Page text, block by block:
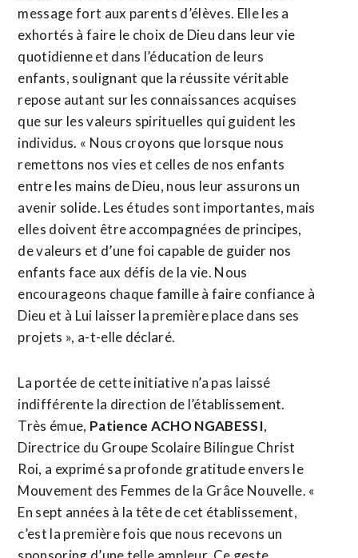
message fort aux parents d’élèves. Elle les a
exhortés à faire le choix de Dieu dans leur vie
quotidienne et dans l’éducation de leurs
enfants, soulignant que la réussite véritable
repose autant sur les connaissances acquises
que sur les valeurs spirituelles qui guident les
individus. « Nous croyons que lorsque nous
remettons nos vies et celles de nos enfants
entre les mains de Dieu, nous leur assurons un
avenir solide. Les études sont importantes, mais
elles doivent être accompagnées de principes,
de valeurs et d’une foi capable de guider nos
enfants face aux défis de la vie. Nous
encourageons chaque famille à faire confiance à
Dieu et à Lui laisser la première place dans ses
projets », a-t-elle déclaré.
La portée de cette initiative n’a pas laissé
indifférente la direction de l’établissement.
Très émue, Patience ACHO NGABESSI,
Directrice du Groupe Scolaire Bilingue Christ
Roi, a exprimé sa profonde gratitude envers le
Mouvement des Femmes de la Grâce Nouvelle. «
En sept années à la tête de cet établissement,
c’est la première fois que nous recevons un